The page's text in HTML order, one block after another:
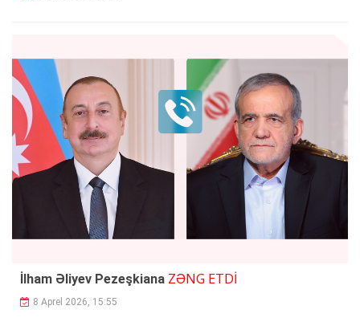
İlham Əliyev Pezeşkiana ZƏNG ETDİ
8 Aprel 2026, 15:55